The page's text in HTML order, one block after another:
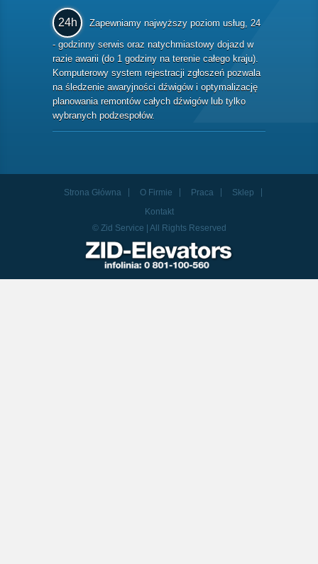
24h
Zapewniamy najwyższy poziom usług, 24
- godzinny serwis oraz natychmiastowy dojazd w
razie awarii (do 1 godziny na terenie całego kraju).
Komputerowy system rejestracji zgłoszeń pozwala
na śledzenie awaryjności dźwigów i optymalizację
planowania remontów całych dźwigów lub tylko
wybranych podzespołów.
Strona Główna O Firmie Praca
Sklep
Kontakt
© Zid Service | All Rights Reserved